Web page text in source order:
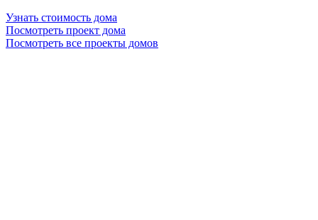
Узнать стоимость дома
Посмотреть проект дома
Посмотреть все проекты домов